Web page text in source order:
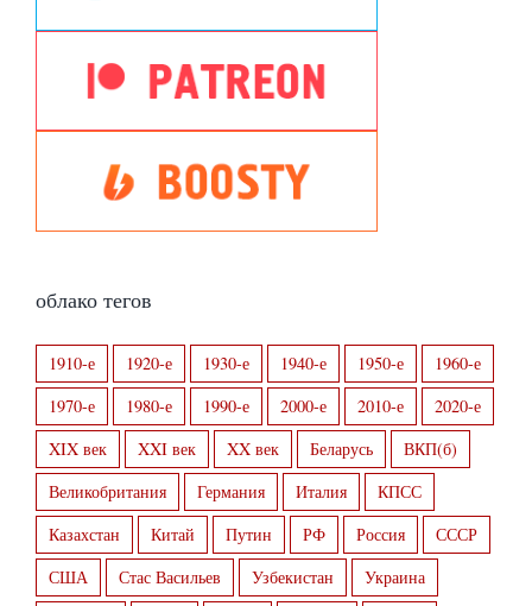
облако тегов
1910-е 1920-е 1930-е 1940-е 1950-е
1960-е
1970-е
1980-е 1990-е 2000-е 2010-е
2020-е
XIX век
XXI век XX век Беларусь
ВКП(б)
Великобритания
Германия Италия
КПСС
Казахстан
Китай Путин РФ Россия
СССР
США
Стас Васильев Узбекистан
Украина